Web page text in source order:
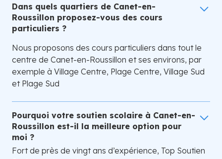
Dans quels quartiers de Canet-en-
Roussillon proposez-vous des cours
particuliers ?
Nous proposons des cours particuliers dans tout le
centre de Canet-en-Roussillon et ses environs, par
exemple à Village Centre, Plage Centre, Village Sud
et Plage Sud
Pourquoi votre soutien scolaire à Canet-en-
Roussillon est-il la meilleure option pour
moi ?
Fort de près de vingt ans d’expérience, Top Soutien